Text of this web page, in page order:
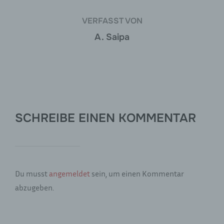
VERFASST VON
A. Saipa
SCHREIBE EINEN KOMMENTAR
Du musst angemeldet sein, um einen Kommentar
abzugeben.
gewährleisten, möchten wir vorab die verwendeten
angesehen, die direkt oder indirekt,
insbesondere mittels Zuordnung zu einer
Kennung wie einem Namen, zu einer